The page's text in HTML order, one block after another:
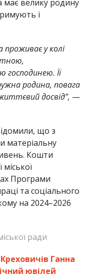
має велику родину
і
проживає у колі
Її
родина, повага
досвід”, —
що з
матеріальну
Кошти
міської
Програми
та соціального
на 2024–2026
ради
Ганна
ювілей